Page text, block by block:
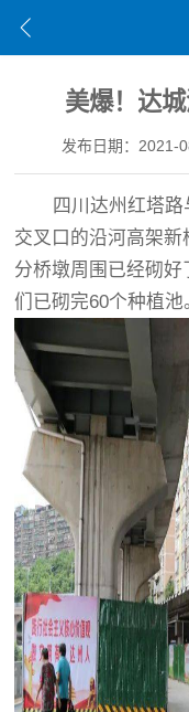
美爆！达
发布日期：2021-
四川达州红塔路
交叉口的沿河高架
分桥墩周围已经砌好
们已砌完60个种植池